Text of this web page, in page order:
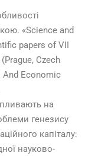
«Science and
papers of VII
Czech
And Economic
на
генезису
капіталу:
науково-